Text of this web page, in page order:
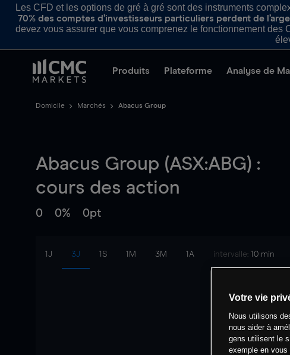
Les CFD et les options de gré à gré sont des instruments
70% des comptes d’investisseurs particuliers perdent de
devez vous assurer que vous comprenez le fonctionnement
Produits Plateforme Analyse de
Domicile Marchés Abacus Group
Abacus Group (ASX:ABG) :
cours des action
0 0% 0pt
1J 3J 1S 1M 3M 1A intervalle: 10 min
Votre vie
Nous utilisons
nous aider à
gens utilisent le
exemple en